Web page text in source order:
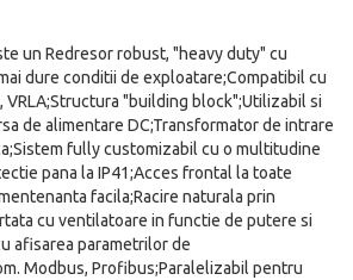
un Redresor robust, "heavy duty" cu
dure conditii de exploatare;Compatibil cu
VRLA;Structura "building block";Utilizabil si
de alimentare DC;Transformator de intrare
fully customizabil cu o multitudine
pana la IP41;Acces frontal la toate
facila;Racire naturala prin
cu ventilatoare in functie de putere si
afisarea parametrilor de
Modbus, Profibus;Paralelizabil pentru